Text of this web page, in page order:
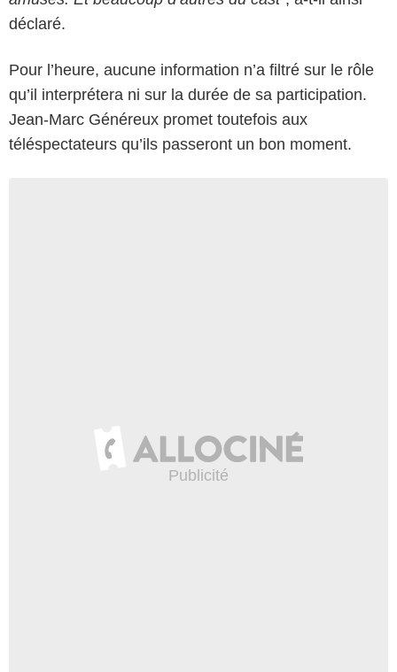
déclaré.
Pour l’heure, aucune information n’a filtré sur le rôle
qu’il interprétera ni sur la durée de sa participation.
Jean-Marc Généreux promet toutefois aux
téléspectateurs qu’ils passeront un bon moment.